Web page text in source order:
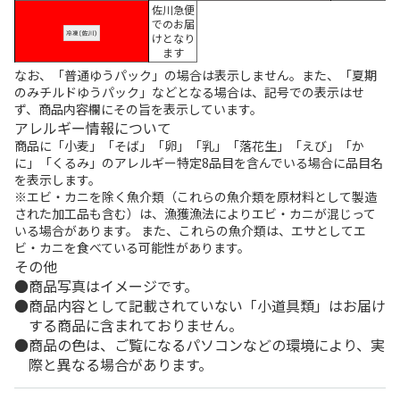
佐川急便
でのお届
けとなり
ます
なお、「普通ゆうパック」の場合は表示しません。また、「夏期
のみチルドゆうパック」などとなる場合は、記号での表示はせ
ず、商品内容欄にその旨を表示しています。
アレルギー情報について
商品に「小麦」「そば」「卵」「乳」「落花生」「えび」「か
に」「くるみ」のアレルギー特定8品目を含んでいる場合に品目名
を表示します。
※エビ・カニを除く魚介類（これらの魚介類を原材料として製造
された加工品も含む）は、漁獲漁法によりエビ・カニが混じって
いる場合があります。 また、これらの魚介類は、エサとしてエ
ビ・カニを食べている可能性があります。
その他
商品写真はイメージです。
商品内容として記載されていない「小道具類」はお届け
する商品に含まれておりません。
商品の色は、ご覧になるパソコンなどの環境により、実
際と異なる場合があります。